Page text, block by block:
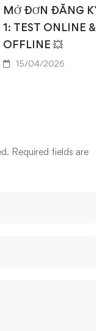
MỞ ĐƠN ĐĂNG KÝ
1: TEST ONLINE &
OFFLINE 💥
15/04/2026
Required fields are